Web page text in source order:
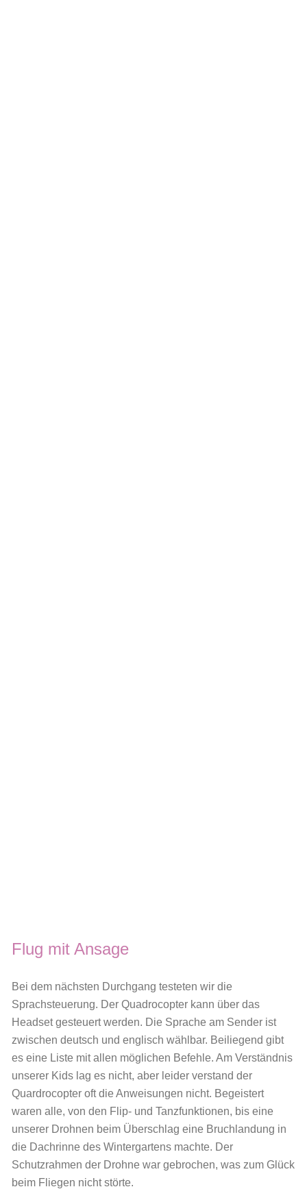
Flug mit Ansage
Bei dem nächsten Durchgang testeten wir die
Sprachsteuerung. Der Quadrocopter kann über das
Headset gesteuert werden. Die Sprache am Sender ist
zwischen deutsch und englisch wählbar. Beiliegend gibt
es eine Liste mit allen möglichen Befehle. Am Verständnis
unserer Kids lag es nicht, aber leider verstand der
Quardrocopter oft die Anweisungen nicht. Begeistert
waren alle, von den Flip- und Tanzfunktionen, bis eine
unserer Drohnen beim Überschlag eine Bruchlandung in
die Dachrinne des Wintergartens machte. Der
Schutzrahmen der Drohne war gebrochen, was zum Glück
beim Fliegen nicht störte.